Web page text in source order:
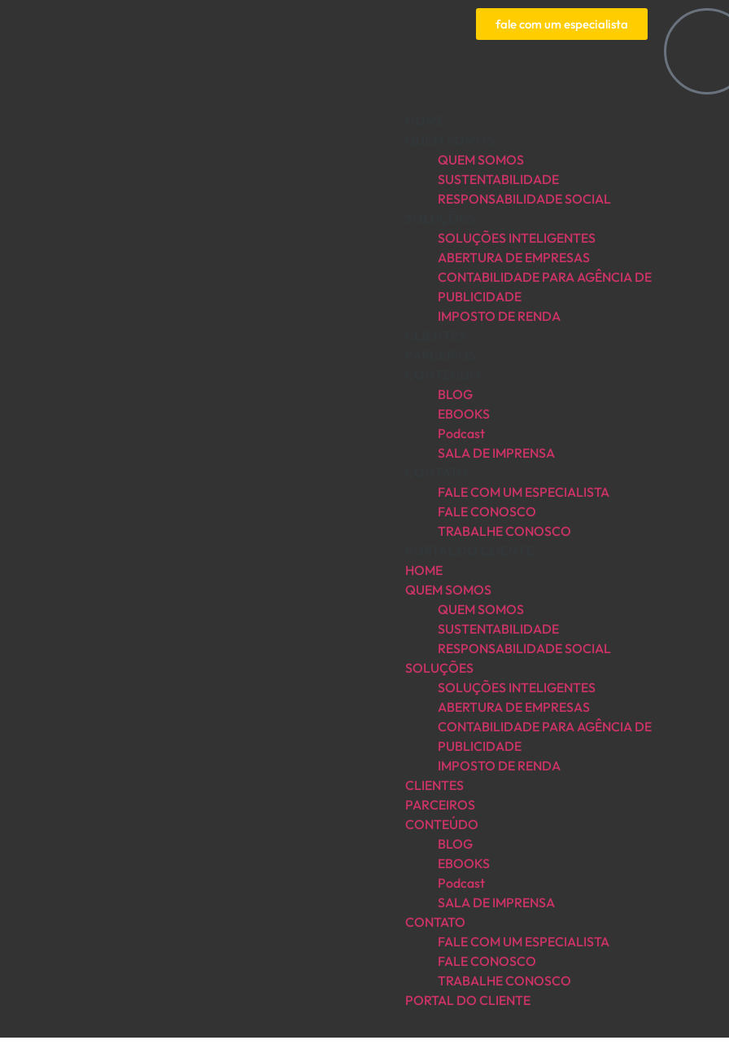
fale com um especialista
QUEM SOMOS
SUSTENTABILIDADE
RESPONSABILIDADE SOCIAL
SOLUÇÕES INTELIGENTES
ABERTURA DE EMPRESAS
CONTABILIDADE PARA AGÊNCIA DE
PUBLICIDADE
IMPOSTO DE RENDA
BLOG
EBOOKS
Podcast
SALA DE IMPRENSA
FALE COM UM ESPECIALISTA
FALE CONOSCO
TRABALHE CONOSCO
HOME
QUEM SOMOS
QUEM SOMOS
SUSTENTABILIDADE
RESPONSABILIDADE SOCIAL
SOLUÇÕES
SOLUÇÕES INTELIGENTES
ABERTURA DE EMPRESAS
CONTABILIDADE PARA AGÊNCIA DE
PUBLICIDADE
IMPOSTO DE RENDA
CLIENTES
PARCEIROS
CONTEÚDO
BLOG
EBOOKS
Podcast
SALA DE IMPRENSA
CONTATO
FALE COM UM ESPECIALISTA
FALE CONOSCO
TRABALHE CONOSCO
PORTAL DO CLIENTE